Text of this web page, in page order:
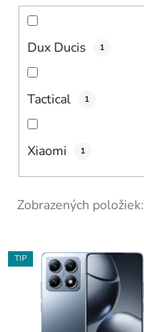
Dux Ducis 1
Tactical 1
Xiaomi 1
Zobrazených položiek:
V
ý
TIP